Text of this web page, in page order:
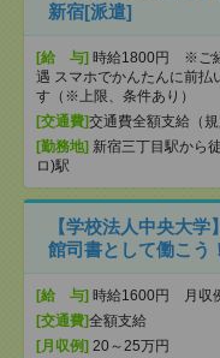
新宿[派遣]
[給 与] 時給1800円 ※ご
遇 スマホでかんたんに前払
す（※上限、条件あり）
[交通費]交通費全額支給（規
[勤務地] 新宿三丁目駅から
ロ)駅
【学校法人中央大
館司書として働こう
[給 与] 時給1600円 月収
[交通費]全額支給
[月収例] 20～25万円